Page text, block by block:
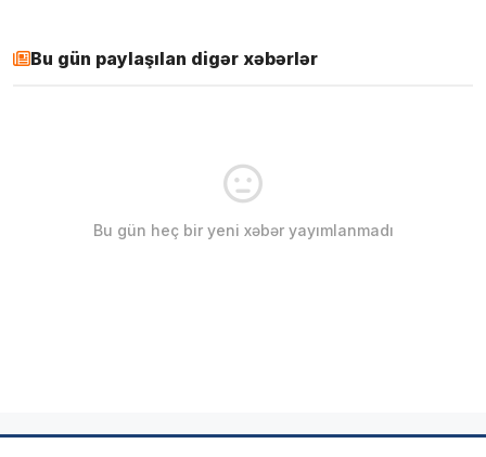
Bu gün paylaşılan digər xəbərlər
Bu gün heç bir yeni xəbər yayımlanmadı